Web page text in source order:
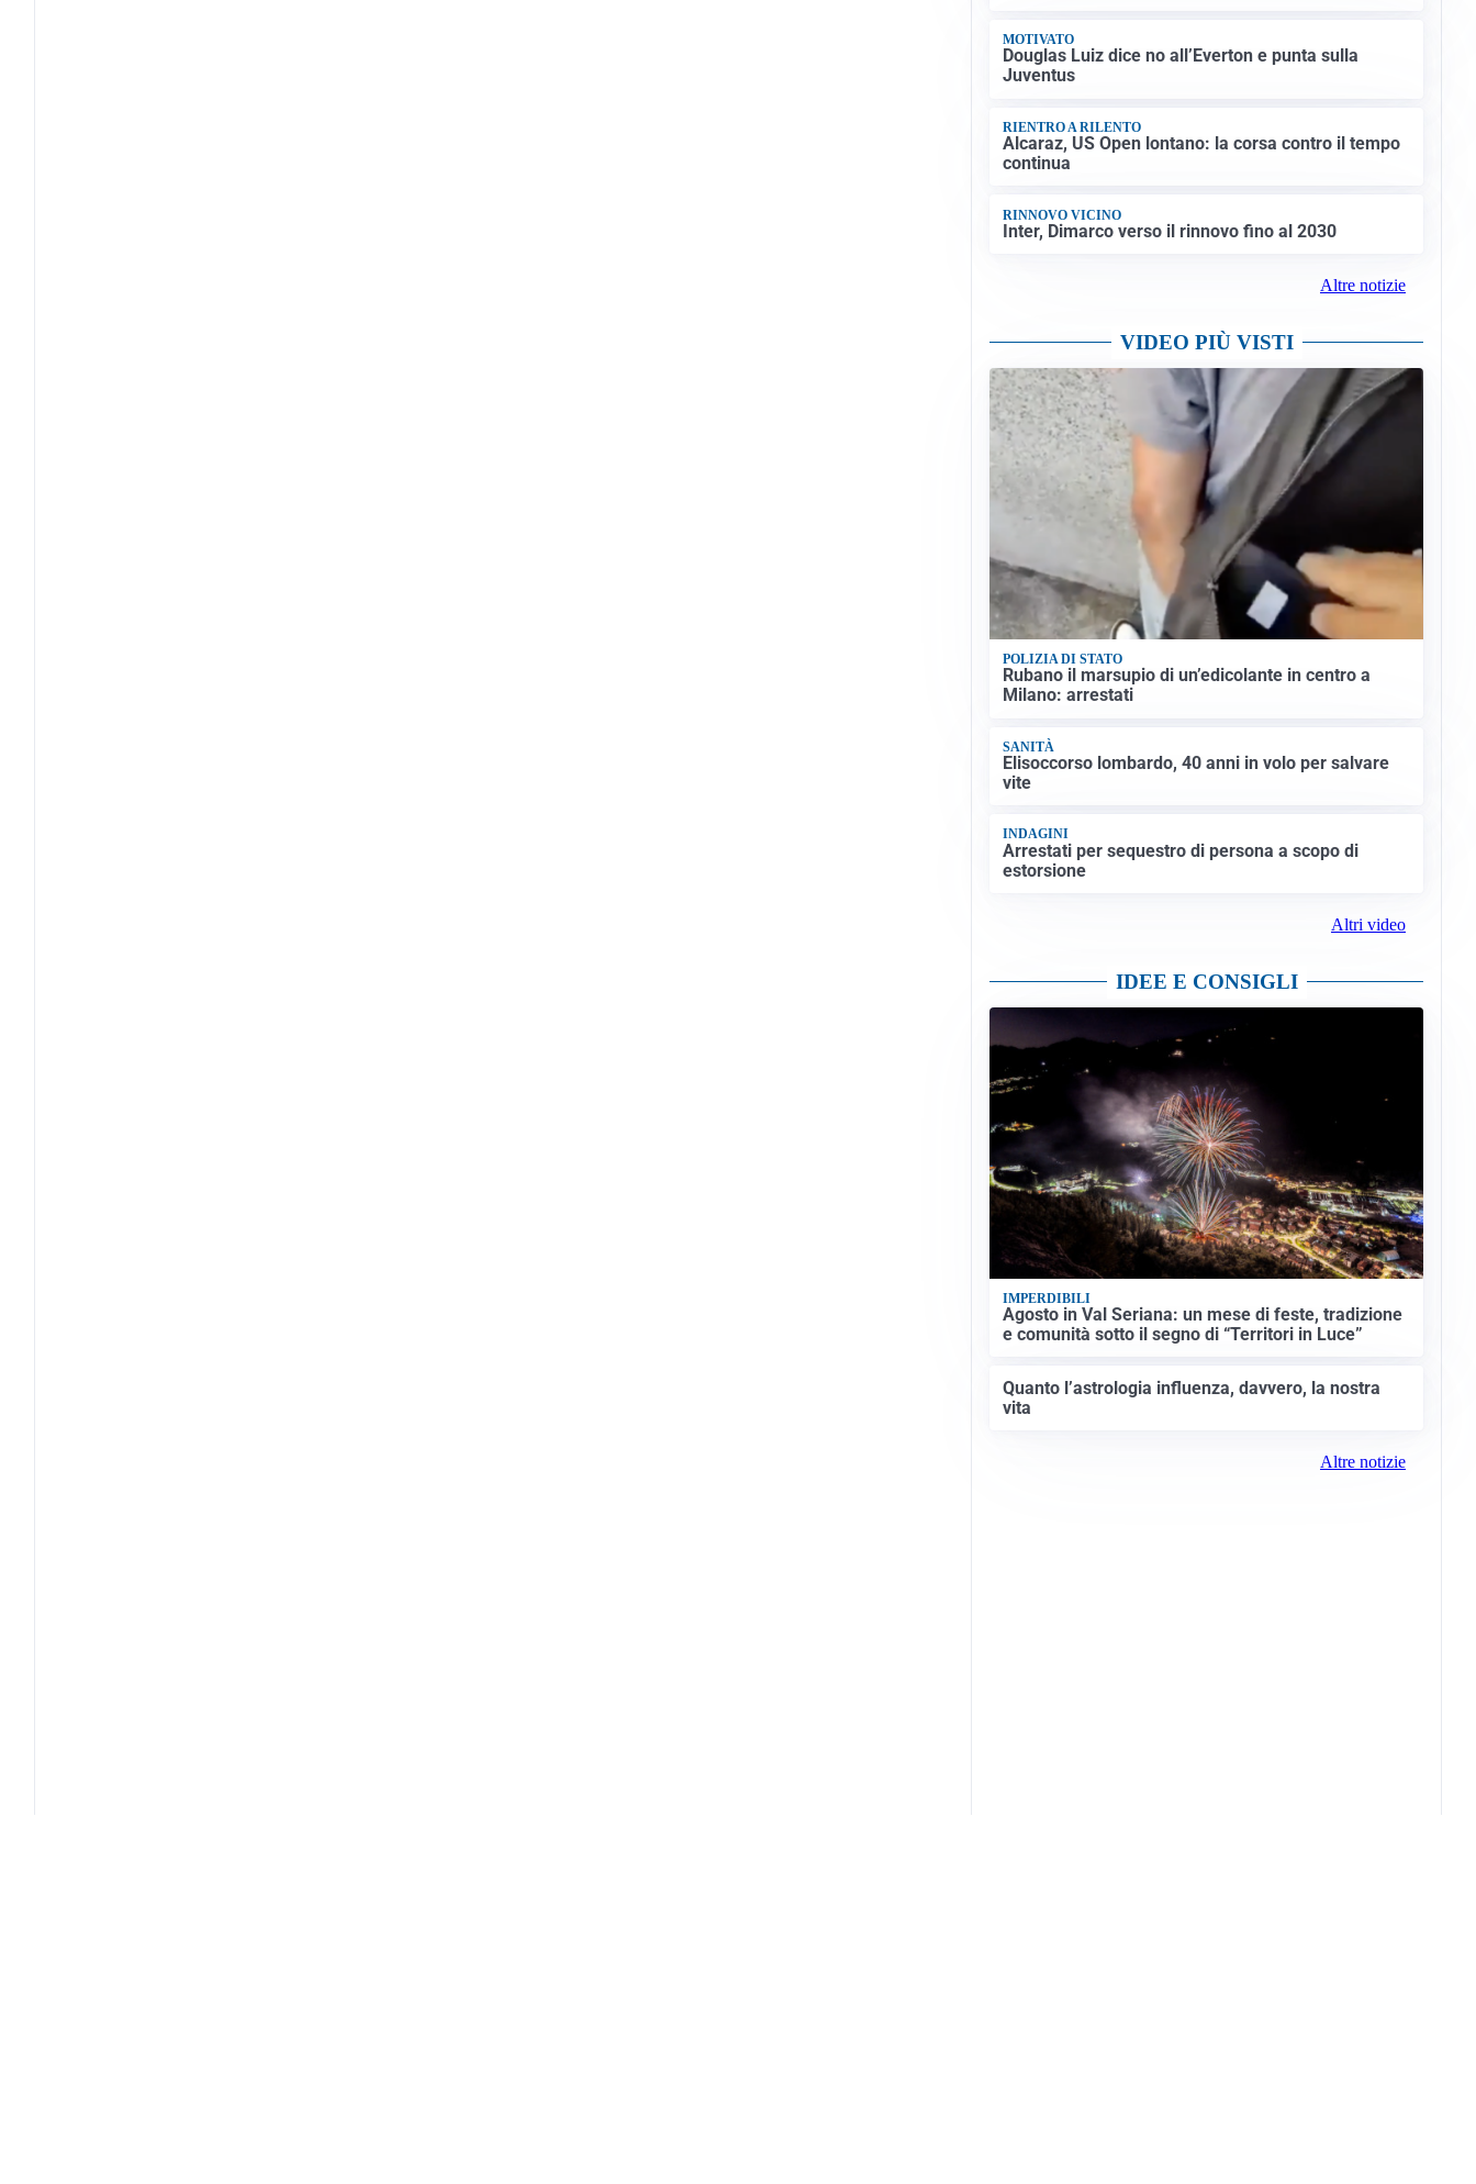
MOTIVATO
Douglas Luiz dice no all’Everton e punta sulla
Juventus
RIENTRO A RILENTO
Alcaraz, US Open lontano: la corsa contro il tempo
continua
RINNOVO VICINO
Inter, Dimarco verso il rinnovo fino al 2030
Altre notizie
VIDEO PIÙ VISTI
POLIZIA DI STATO
Rubano il marsupio di un’edicolante in centro a
Milano: arrestati
SANITÀ
Elisoccorso lombardo, 40 anni in volo per salvare
vite
INDAGINI
Arrestati per sequestro di persona a scopo di
estorsione
Altri video
IDEE E CONSIGLI
IMPERDIBILI
Agosto in Val Seriana: un mese di feste, tradizione
e comunità sotto il segno di “Territori in Luce”
Quanto l’astrologia influenza, davvero, la nostra
vita
Altre notizie